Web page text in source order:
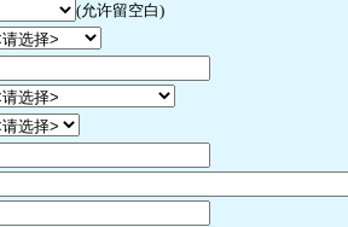
(允许留空白)